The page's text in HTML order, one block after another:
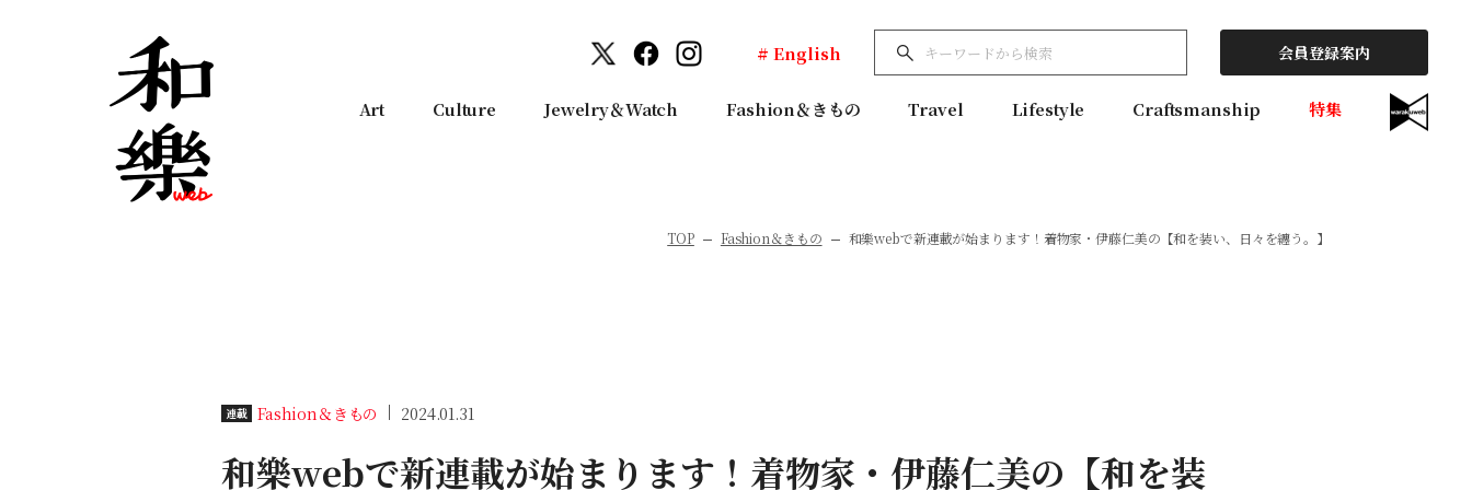
# English 会員登録案内
Art Culture Jewelry＆Watch Fashion＆きもの Travel Lifestyle Craftsmanship 特集
TOP Fashion＆きもの 和樂webで新連載が始まります！着物家・伊藤仁美の【和を装い、日々を纏う。】
連載 Fashion＆きもの 2024.01.31
和樂webで新連載が始まります！着物家・伊藤仁美の【和を装